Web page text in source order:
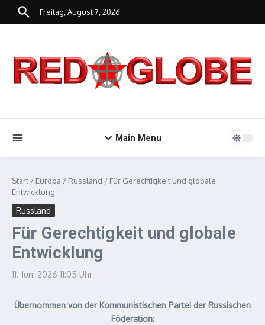
Zum Inhalt springen
Freitag, August 7, 2026
Main Menu
Start / Europa / Russland / Für Gerechtigkeit und globale
Entwicklung
Russland
Für Gerechtigkeit und globale
Entwicklung
11. Juni 2026 11:05 Uhr
Übernommen von der Kommunistischen Partei der Russischen
Föderation: